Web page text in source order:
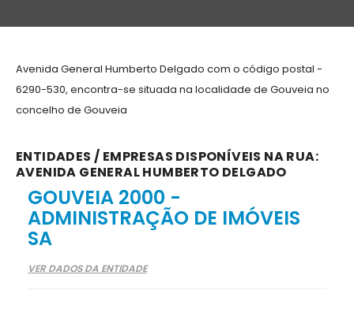
Avenida General Humberto Delgado com o código postal -
6290-530, encontra-se situada na localidade de Gouveia no
concelho de Gouveia
ENTIDADES / EMPRESAS DISPONÍVEIS NA RUA:
AVENIDA GENERAL HUMBERTO DELGADO
GOUVEIA 2000 -
ADMINISTRAÇÃO DE IMÓVEIS
SA
VER DADOS DA ENTIDADE